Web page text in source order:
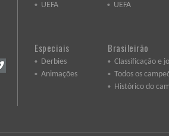
UEFA
UEFA
Especiais
Derbies
Animações
Brasileirão
Classificação e
Todos os
Histórico do